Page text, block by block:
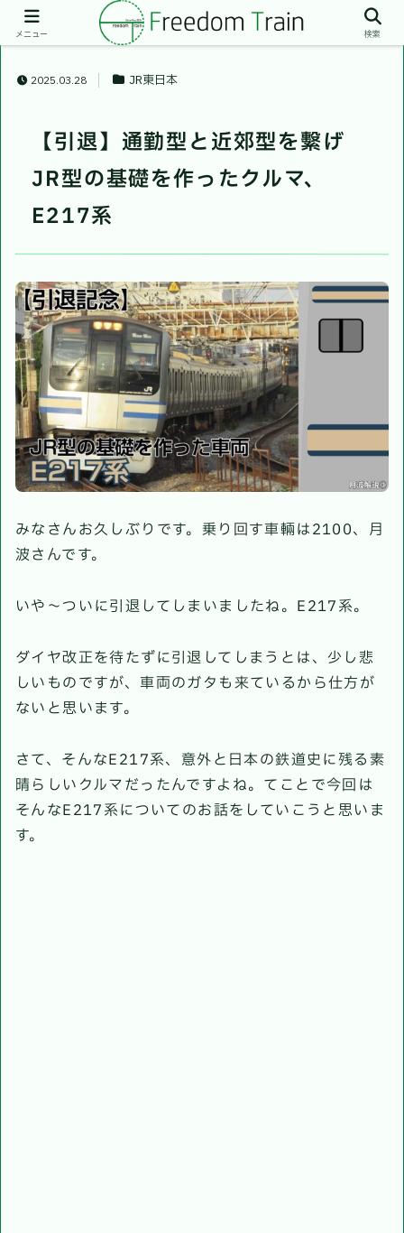
2025.03.28 JR東日本
【引退】通勤型と近郊型を繫げ
JR型の基礎を作ったクルマ、
E217系
みなさんお久しぶりです。乗り回す車輛は2100、月
波さんです。
いや～ついに引退してしまいましたね。E217系。
ダイヤ改正を待たずに引退してしまうとは、少し悲
しいものですが、車両のガタも来ているから仕方が
ないと思います。
さて、そんなE217系、意外と日本の鉄道史に残る素
晴らしいクルマだったんですよね。てことで今回は
そんなE217系についてのお話をしていこうと思いま
す。
メニュー 検索